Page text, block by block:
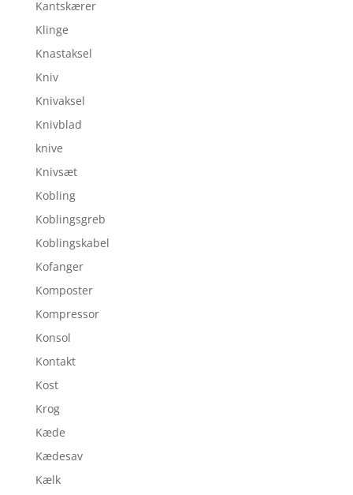
Kantskærer
Klinge
Knastaksel
Kniv
Knivaksel
Knivblad
knive
Knivsæt
Kobling
Koblingsgreb
Koblingskabel
Kofanger
Komposter
Kompressor
Konsol
Kontakt
Kost
Krog
Kæde
Kædesav
Kælk